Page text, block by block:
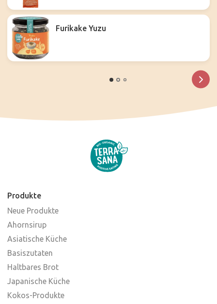
Furikake Yuzu
Produkte
Neue Produkte
Ahornsirup
Asiatische Küche
Basiszutaten
Haltbares Brot
Japanische Küche
Kokos-Produkte